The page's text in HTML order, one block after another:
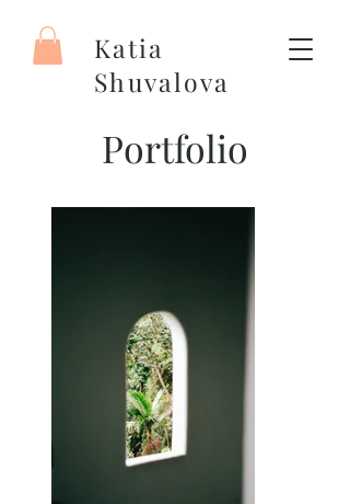
Katia
Shuvalova
Portfolio